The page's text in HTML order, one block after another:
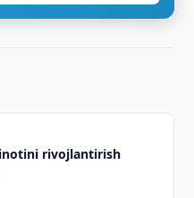
rivojlantirish